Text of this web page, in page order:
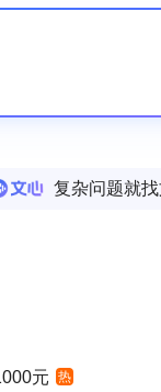
复杂问题就
元 热